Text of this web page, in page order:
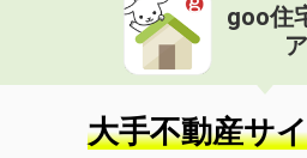
goo住
大手不動産サ